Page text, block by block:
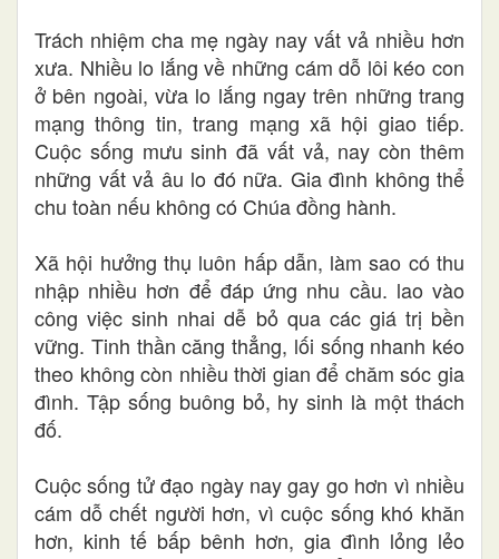
Trách nhiệm cha mẹ ngày nay vất vả nhiều hơn
xưa. Nhiều lo lắng về những cám dỗ lôi kéo con
ở bên ngoài, vừa lo lắng ngay trên những trang
mạng thông tin, trang mạng xã hội giao tiếp.
Cuộc sống mưu sinh đã vất vả, nay còn thêm
những vất vả âu lo đó nữa. Gia đình không thể
chu toàn nếu không có Chúa đồng hành.
Xã hội hưởng thụ luôn hấp dẫn, làm sao có thu
nhập nhiều hơn để đáp ứng nhu cầu. lao vào
công việc sinh nhai dễ bỏ qua các giá trị bền
vững. Tinh thần căng thẳng, lối sống nhanh kéo
theo không còn nhiều thời gian để chăm sóc gia
đình. Tập sống buông bỏ, hy sinh là một thách
đố.
Cuộc sống tử đạo ngày nay gay go hơn vì nhiều
cám dỗ chết người hơn, vì cuộc sống khó khăn
hơn, kinh tế bấp bênh hơn, gia đình lỏng lẻo